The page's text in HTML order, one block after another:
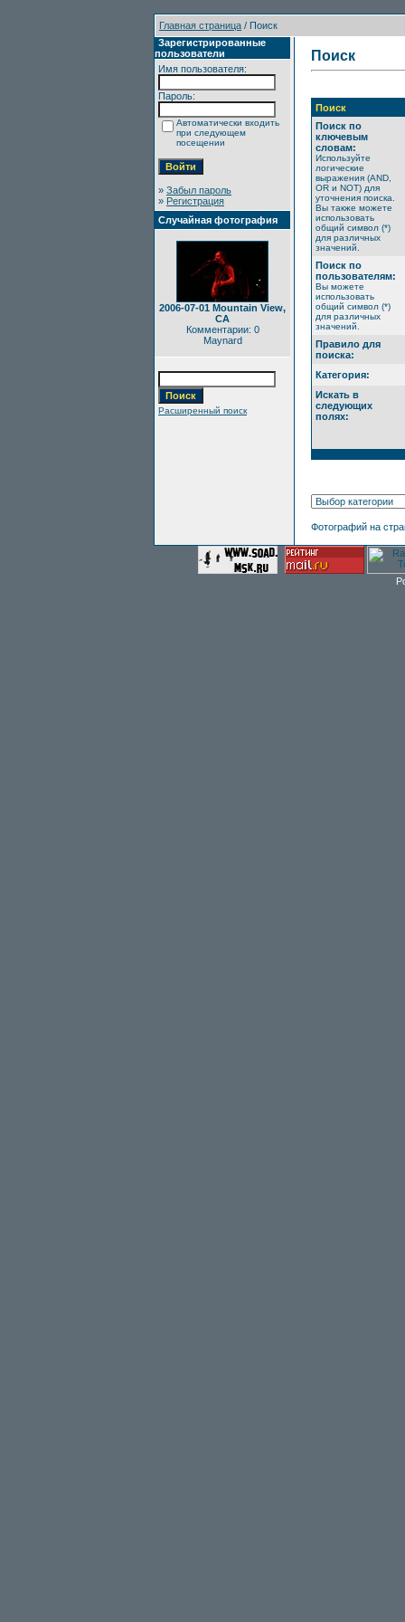
Главная страница / Поиск
Зарегистрированные
пользователи
Имя пользователя:
Пароль:
Автоматически входить
при следующем
посещении
» Забыл пароль
» Регистрация
Случайная фотография
2006-07-01 Mountain View,
CA
Комментарии: 0
Maynard
Расширенный поиск
Поиск
Поиск
Поиск по
ключевым
словам:
Используйте
логические
выражения (AND,
OR и NOT) для
уточнения поиска.
Вы также можете
использовать
общий символ (*)
для различных
значений.
Поиск по
пользователям:
Вы можете
использовать
общий символ (*)
для различных
значений.
Правило для
поиска:
Категория:
Искать в
следующих
полях:
Фотографий на